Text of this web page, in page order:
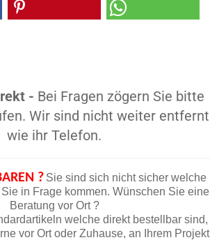
- Bei Fragen zögern Sie bitte
Wir sind nicht weiter entfernt
wie ihr Telefon.
? Sie sind sich nicht sicher welche
in Frage kommen. Wünschen Sie eine
Beratung vor Ort ?
welche direkt bestellbar sind,
vor Ort oder Zuhause, an Ihrem Projekt